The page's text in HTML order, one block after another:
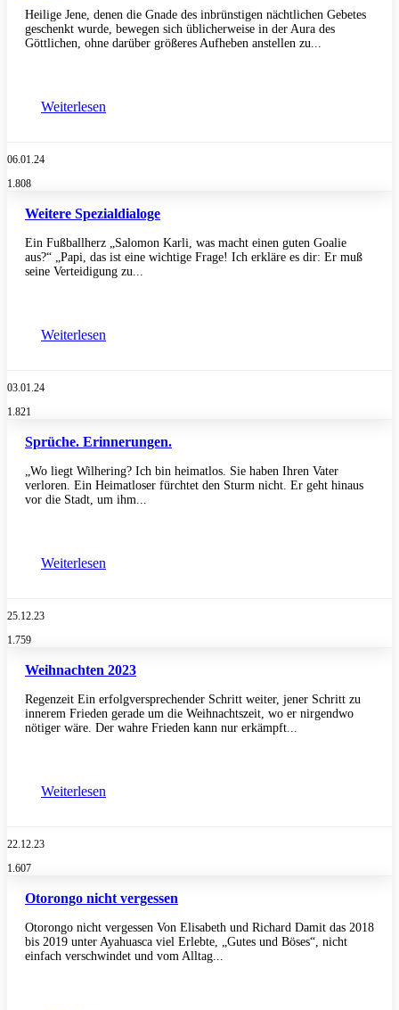
Heilige Jene, denen die Gnade des inbrünstigen nächtlichen Gebetes
geschenkt wurde, bewegen sich üblicherweise in der Aura des
Göttlichen, ohne darüber größeres Aufheben anstellen zu...
Weiterlesen
06.01.24
1.808
Weitere Spezialdialoge
Ein Fußballherz „Salomon Karli, was macht einen guten Goalie
aus?“ „Papi, das ist eine wichtige Frage! Ich erkläre es dir: Er muß
seine Verteidigung zu...
Weiterlesen
03.01.24
1.821
Sprüche. Erinnerungen.
„Wo liegt Wilhering? Ich bin heimatlos. Sie haben Ihren Vater
verloren. Ein Heimatloser fürchtet den Sturm nicht. Er geht hinaus
vor die Stadt, um ihm...
Weiterlesen
25.12.23
1.759
Weihnachten 2023
Regenzeit Ein erfolgversprechender Schritt weiter, jener Schritt zu
innerem Frieden gerade um die Weihnachtszeit, wo er nirgendwo
nötiger wäre. Der wahre Frieden kann nur erkämpft...
Weiterlesen
22.12.23
1.607
Otorongo nicht vergessen
Otorongo nicht vergessen Von Elisabeth und Richard Damit das 2018
bis 2019 unter Ayahuasca viel Erlebte, „Gutes und Böses“, nicht
einfach verschwindet und vom Alltag...